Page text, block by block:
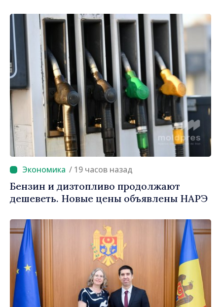
/ 19 часов назад
Бензин и дизтопливо продолжают
дешеветь. Новые цены объявлены НАРЭ